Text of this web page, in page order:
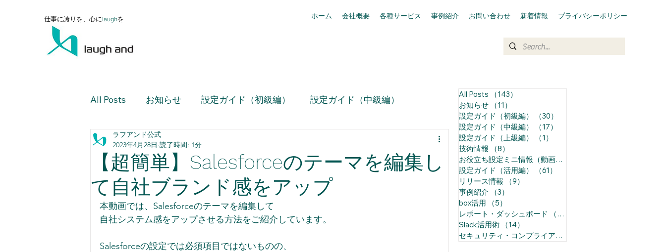
仕事に誇りを、心にlaughを ホーム 会社概要 各種サービス 事例紹介 お問い合わせ 新着情報 プライバシーポリシー
All Posts お知らせ 設定ガイド（初級編） 設定ガイド（中級編）
設定ガイド（上級編）
設定ガイド（活用編） リリース情報 事例紹介
レポート・ダッシュボード Slack活用術 セキュリティ・コンプライアンス
【超簡単】Salesforceのテーマを編集し
て自社ブランド感をアップ
ラフアンド公式
2023年4月28日 読了時間: 1分
本動画では、Salesforceのテーマを編集して
自社システム感をアップさせる方法をご紹介しています。
Salesforceの設定では必須項目ではないものの、
All Posts （143）
お知らせ
（11）
設定ガイド（初級編）
（30）
設定ガイド（中級編）
（17）
設定ガイド（上級編）
（1）
技術情報
（8）
お役立ち設定ミニ情報（動画）
設定ガイド（活用編）
（61）
リリース情報
（9）
事例紹介
（3）
box活用
（5）
レポート・ダッシュボード
（14）
Slack活用術
（14）
セキュリティ・コンプライアンス